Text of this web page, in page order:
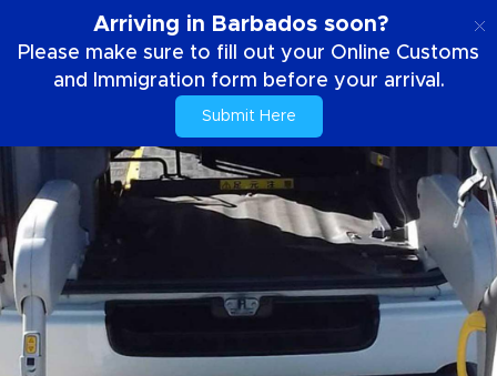
Arriving in Barbados soon?
Please make sure to fill out your Online Customs
and Immigration form before your arrival.
Submit Here